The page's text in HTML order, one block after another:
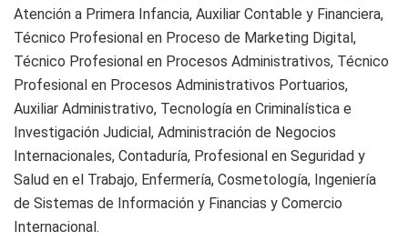
Atención a Primera Infancia, Auxiliar Contable y Financiera,
Técnico Profesional en Proceso de Marketing Digital,
Técnico Profesional en Procesos Administrativos, Técnico
Profesional en Procesos Administrativos Portuarios,
Auxiliar Administrativo, Tecnología en Criminalística e
Investigación Judicial, Administración de Negocios
Internacionales, Contaduría, Profesional en Seguridad y
Salud en el Trabajo, Enfermería, Cosmetología, Ingeniería
de Sistemas de Información y Financias y Comercio
Internacional.